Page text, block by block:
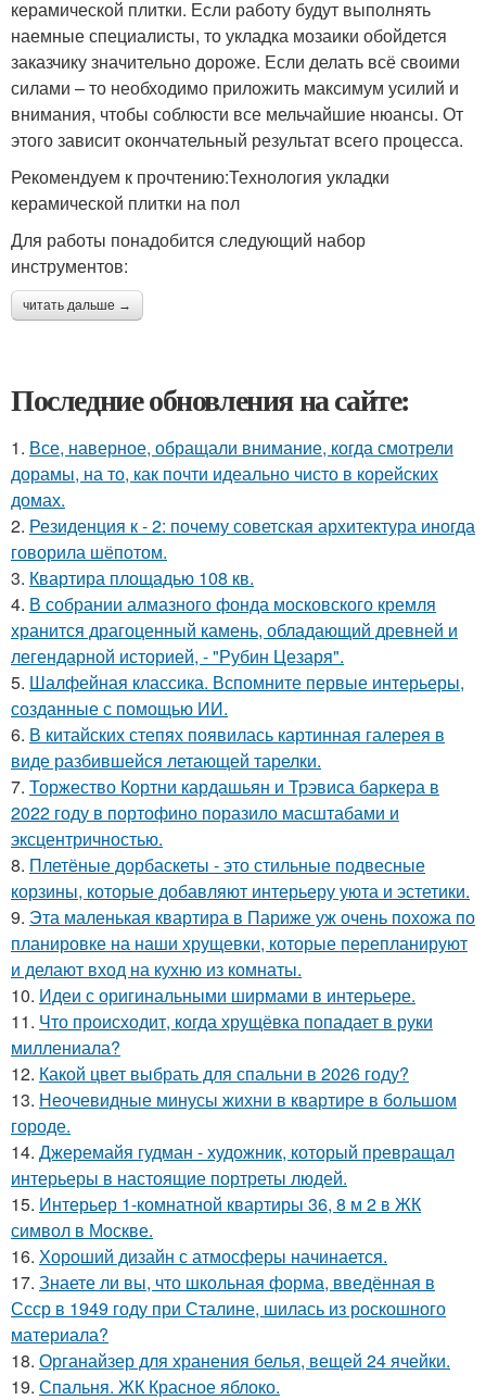
керамической плитки. Если работу будут выполнять
наемные специалисты, то укладка мозаики обойдется
заказчику значительно дороже. Если делать всё своими
силами – то необходимо приложить максимум усилий и
внимания, чтобы соблюсти все мельчайшие нюансы. От
этого зависит окончательный результат всего процесса.
Рекомендуем к прочтению:Технология укладки
керамической плитки на пол
Для работы понадобится следующий набор
инструментов:
читать дальше →
Последние обновления на сайте:
1. Все, наверное, обращали внимание, когда смотрели
дорамы, на то, как почти идеально чисто в корейских
домах.
2. Резиденция к - 2: почему советская архитектура иногда
говорила шёпотом.
3. Квартира площадью 108 кв.
4. В собрании алмазного фонда московского кремля
хранится драгоценный камень, обладающий древней и
легендарной историей, - "Рубин Цезаря".
5. Шалфейная классика. Вспомните первые интерьеры,
созданные с помощью ИИ.
6. В китайских степях появилась картинная галерея в
виде разбившейся летающей тарелки.
7. Торжество Кортни кардашьян и Трэвиса баркера в
2022 году в портофино поразило масштабами и
эксцентричностью.
8. Плетёные дорбаскеты - это стильные подвесные
корзины, которые добавляют интерьеру уюта и эстетики.
9. Эта маленькая квартира в Париже уж очень похожа по
планировке на наши хрущевки, которые перепланируют
и делают вход на кухню из комнаты.
10. Идеи с оригинальными ширмами в интерьере.
11. Что происходит, когда хрущёвка попадает в руки
миллениала?
12. Какой цвет выбрать для спальни в 2026 году?
13. Неочевидные минусы жихни в квартире в большом
городе.
14. Джеремайя гудман - художник, который превращал
интерьеры в настоящие портреты людей.
15. Интерьер 1-комнатной квартиры 36, 8 м 2 в ЖК
символ в Москве.
16. Хороший дизайн с атмосферы начинается.
17. Знаете ли вы, что школьная форма, введённая в
Ссср в 1949 году при Сталине, шилась из роскошного
материала?
18. Органайзер для хранения белья, вещей 24 ячейки.
19. Спальня. ЖК Красное яблоко.